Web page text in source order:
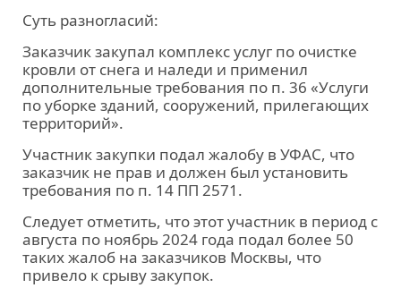
Суть разногласий:
Заказчик закупал комплекс услуг по очистке
кровли от снега и наледи и применил
дополнительные требования по п. 36 «Услуги
по уборке зданий, сооружений, прилегающих
территорий».
Участник закупки подал жалобу в УФАС, что
заказчик не прав и должен был установить
требования по п. 14 ПП 2571.
Следует отметить, что этот участник в период с
августа по ноябрь 2024 года подал более 50
таких жалоб на заказчиков Москвы, что
привело к срыву закупок.